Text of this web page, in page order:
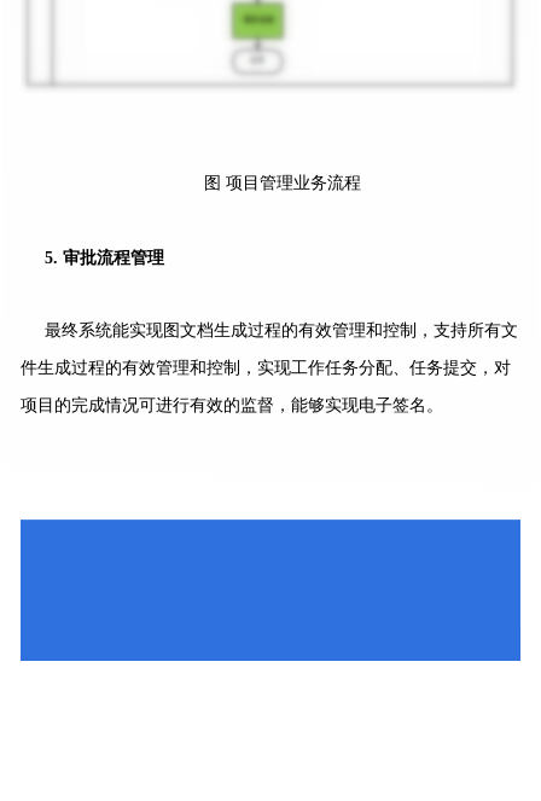
图 项目管理业务流程
5. 审批流程管理
最终系统能实现图文档生成过程的有效管理和控制，支持所有文
件生成过程的有效管理和控制， 实现工作任务分配、任务提交，对
项目的完成情况可进行有效的监督，能够实现电子签名。